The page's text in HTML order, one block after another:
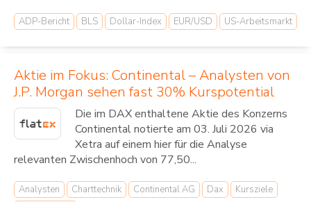
ADP-Bericht BLS Dollar-Index EUR/USD US-Arbeitsmarkt
Aktie im Fokus: Continental – Analysten von
J.P. Morgan sehen fast 30% Kurspotential
Die im DAX enthaltene Aktie des Konzerns
Continental notierte am 03. Juli 2026 via
Xetra auf einem hier für die Analyse
relevanten Zwischenhoch von 77,50...
Analysten Charttechnik Continental AG Dax
Kursziele